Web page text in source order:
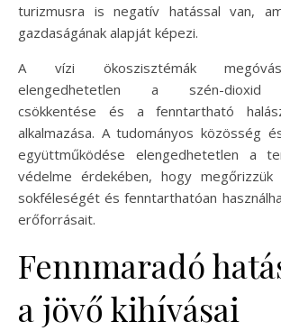
turizmusra is negatív hatással van,
gazdaságának alapját képezi.
A vízi ökoszisztémák
elengedhetetlen a szén-dioxid
csökkentése és a fenntartható
alkalmazása. A tudományos közösség
együttműködése elengedhetetlen a
védelme érdekében, hogy
sokféleségét és fenntarthatóan
erőforrásait.
Fennmaradó
a jövő kihívásai